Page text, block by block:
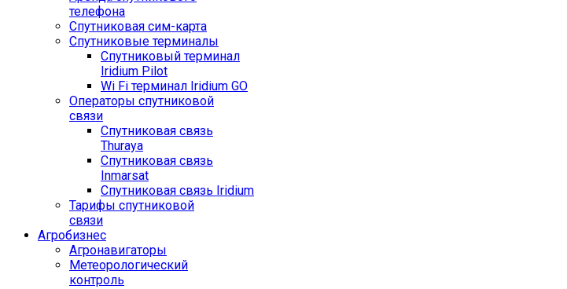
телефона
Спутниковая сим-карта
Спутниковые терминалы
Спутниковый терминал
Iridium Pilot
Wi Fi терминал Iridium GO
Операторы спутниковой
связи
Спутниковая связь
Thuraya
Спутниковая связь
Inmarsat
Спутниковая связь Iridium
Тарифы спутниковой
связи
Агробизнес
Агронавигаторы
Метеорологический
контроль